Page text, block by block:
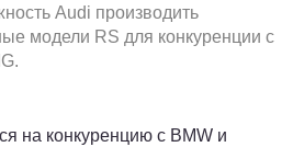
Audi производить
модели RS для конкуренции с
на конкуренцию с BMW и